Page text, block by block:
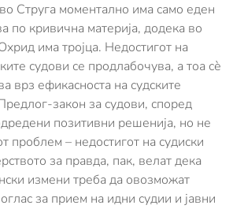
Струга моментално има само еден
по кривична материја, додека во
има тројца. Недостигот на
судови се продлабочува, а тоа сѐ
врз ефикасноста на судските
закон за судови, според
позитивни решенија, но не
проблем – недостигот на судиски
за правда, пак, велат дека
измени треба да овозможат
за прием на идни судии и јавни